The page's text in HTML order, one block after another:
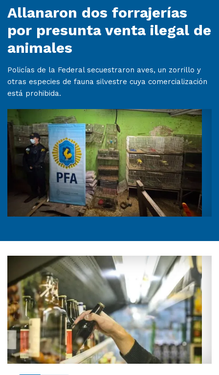
Allanaron dos forrajerías
por presunta venta ilegal de
animales
Policías de la Federal secuestraron aves, un zorrillo y
otras especies de fauna silvestre cuya comercialización
está prohibida.